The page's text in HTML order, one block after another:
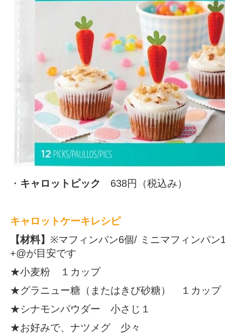
・ キャロットピック 638円（税込み）
キャロットケーキレシピ
【材料】 ※マフィンパン6個/ ミニマフィンパン
+@が目安です
★小麦粉 １カップ
★グラニュー糖（またはきび砂糖） １カップ
★シナモンパウダー 小さじ１
★お好みで、ナツメグ 少々